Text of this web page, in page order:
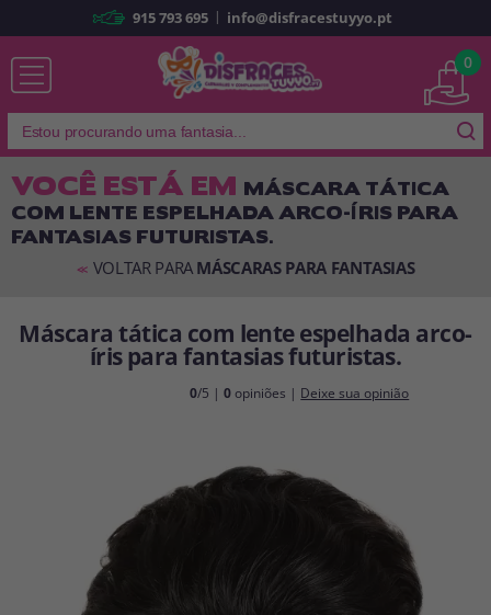
Já sou cliente
Lembrar-me Esqueceu sua senha?
ENTRAR
É a minha primeira vez
Sou novo
pedidos e consultar suas operações anteriores.
Vá em frente! Estávamos esperando por você.
CRIAR CONTA
915 793 695 | info@disfracestuyyo.pt
0
VOCÊ ESTÁ EM MÁSCARA TÁTICA
COM LENTE ESPELHADA ARCO-ÍRIS PARA
FANTASIAS FUTURISTAS.
<< VOLTAR PARA MÁSCARAS PARA FANTASIAS
Máscara tática com lente espelhada arco-
íris para fantasias futuristas.
0/5 |0 opiniões | Deixe sua opinião